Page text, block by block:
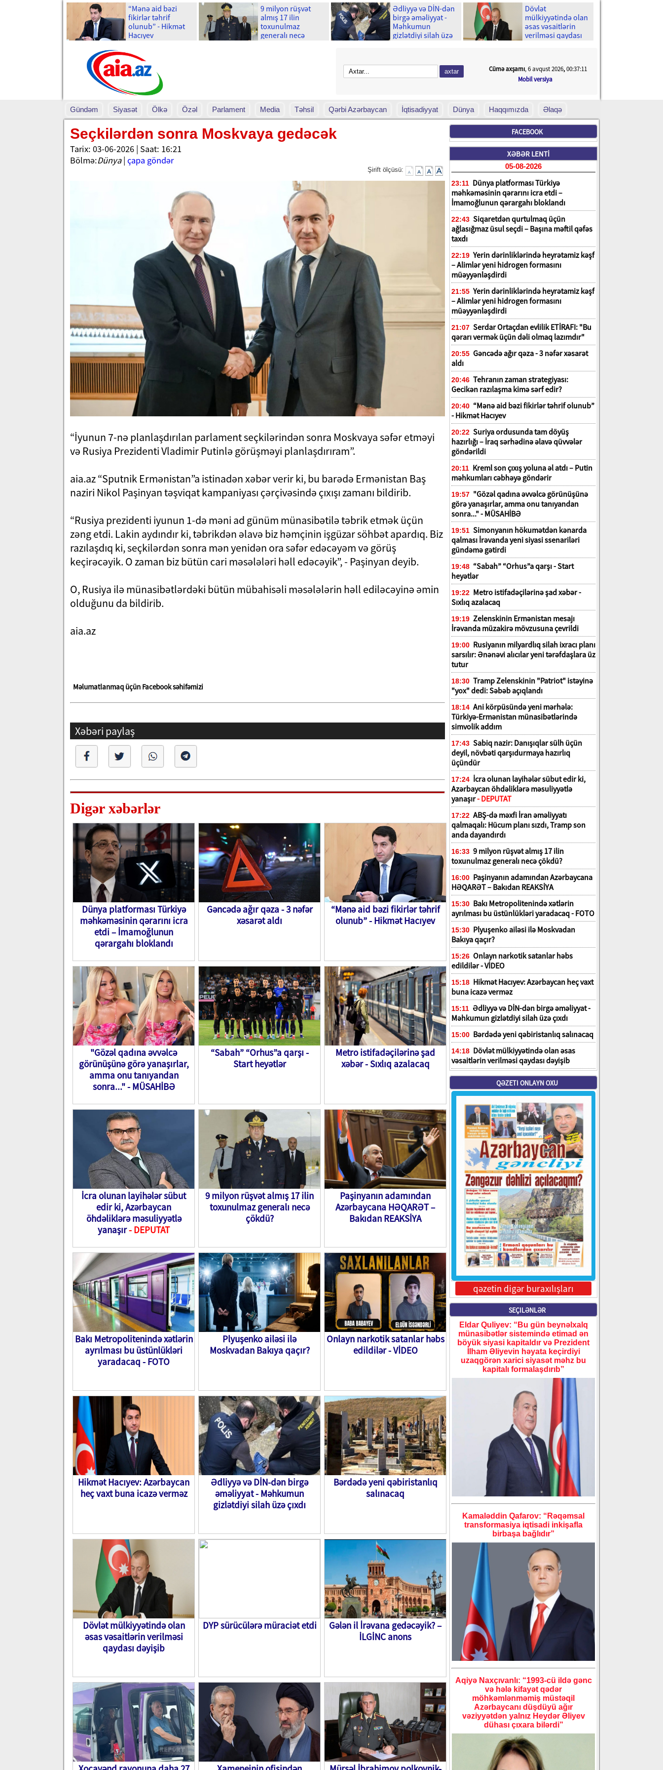
“Mənə aid bəzi
fikirlər təhrif
olunub” - Hikmət
Hacıyev
9 milyon rüşvət
almış 17 ilin
toxunulmaz
generalı necə
Ədliyyə və DİN-dən
birgə əməliyyat -
Məhkumun
gizlətdiyi silah üzə
Dövlət
mülkiyyətində olan
əsas vəsaitlərin
verilməsi qaydası
Mobil versiya
Cümə axşamı, 6 avqust 2026,00:37:13
Gündəm Siyasət Ölkə Özəl Parlament Media Təhsil Qərbi Azərbaycan İqtisadiyyat Dünya Haqqımızda Əlaqə
Seçkilərdən sonra Moskvaya gedəcək
Tarix: 03-06-2026 | Saat: 16:21
Bölmə:Dünya| çapa göndər
Şirift ölçüsü:
“İyunun 7-nə planlaşdırılan parlament seçkilərindən sonra Moskvaya səfər etməyi
və Rusiya Prezidenti Vladimir Putinlə görüşməyi planlaşdırıram”.
aia.az “Sputnik Ermənistan”a istinadən xəbər verir ki, bu barədə Ermənistan Baş
naziri Nikol Paşinyan təşviqat kampaniyası çərçivəsində çıxışı zamanı bildirib.
“Rusiya prezidenti iyunun 1-də məni ad günüm münasibətilə təbrik etmək üçün
zəng etdi. Lakin aydındır ki, təbrikdən əlavə biz həmçinin işgüzar söhbət apardıq. Biz
razılaşdıq ki, seçkilərdən sonra mən yenidən ora səfər edəcəyəm və görüş
keçirəcəyik. O zaman biz bütün cari məsələləri həll edəcəyik”, - Paşinyan deyib.
O, Rusiya ilə münasibətlərdəki bütün mübahisəli məsələlərin həll ediləcəyinə əmin
olduğunu da bildirib.
aia.az
Məlumatlanmaq üçün Facebook səhifəmizi
Xəbəri paylaş
Digər xəbərlər
Dünya platforması Türkiyə
məhkəməsinin qərarını icra
etdi – İmamoğlunun
qərargahı bloklandı
Gəncədə ağır qəza - 3 nəfər
xəsarət aldı
“Mənə aid bəzi fikirlər təhrif
olunub” - Hikmət Hacıyev
"Gözəl qadına əvvəlcə
görünüşünə görə yanaşırlar,
amma onu tanıyandan
sonra..." - MÜSAHİBƏ
“Sabah” “Orhus”a qarşı -
Start heyətlər
Metro istifadəçilərinə şad
xəbər - Sıxlıq azalacaq
İcra olunan layihələr sübut
edir ki, Azərbaycan
öhdəliklərə məsuliyyətlə
yanaşır- DEPUTAT
9 milyon rüşvət almış 17 ilin
toxunulmaz generalı necə
çökdü?
Paşinyanın adamından
Azərbaycana HƏQARƏT –
Bakıdan REAKSİYA
Bakı Metropolitenində xətlərin
ayrılması bu üstünlükləri
yaradacaq - FOTO
Plyuşenko ailəsi ilə
Moskvadan Bakıya qaçır?
Onlayn narkotik satanlar həbs
edildilər - VİDEO
Hikmət Hacıyev: Azərbaycan
heç vaxt buna icazə verməz
Ədliyyə və DİN-dən birgə
əməliyyat - Məhkumun
gizlətdiyi silah üzə çıxdı
Bərdədə yeni qəbiristanlıq
salınacaq
Dövlət mülkiyyətində olan
əsas vəsaitlərin verilməsi
qaydası dəyişib
DYP sürücülərə müraciət etdi
Gələn il İrəvana gedəcəyik? –
İLGİNC anons
FACEBOOK
XƏBƏR LENTİ
05-08-2026
23:11 Dünya platforması Türkiyə
məhkəməsinin qərarını icra etdi –
İmamoğlunun qərargahı bloklandı
22:43 Siqaretdən qurtulmaq üçün
ağlasığmaz üsul seçdi – Başına məftil qəfəs
taxdı
22:19 Yerin dərinliklərində heyrətamiz kəşf
– Alimlər yeni hidrogen formasını
müəyyənləşdirdi
21:55 Yerin dərinliklərində heyrətamiz kəşf
– Alimlər yeni hidrogen formasını
müəyyənləşdirdi
21:07 Serdar Ortaçdan evlilik ETİRAFI: "Bu
qərarı vermək üçün dəli olmaq lazımdır"
20:55 Gəncədə ağır qəza - 3 nəfər xəsarət
aldı
20:46 Tehranın zaman strategiyası:
Gecikən razılaşma kimə sərf edir?
20:40 “Mənə aid bəzi fikirlər təhrif olunub”
- Hikmət Hacıyev
20:22 Suriya ordusunda tam döyüş
hazırlığı – İraq sərhədinə əlavə qüvvələr
göndərildi
20:11 Kreml son çıxış yoluna əl atdı – Putin
məhkumları cəbhəyə göndərir
19:57 "Gözəl qadına əvvəlcə görünüşünə
görə yanaşırlar, amma onu tanıyandan
sonra..." - MÜSAHİBƏ
19:51 Simonyanın hökumətdən kənarda
qalması İrəvanda yeni siyasi ssenariləri
gündəmə gətirdi
19:48 “Sabah” “Orhus”a qarşı - Start
heyətlər
19:22 Metro istifadəçilərinə şad xəbər -
Sıxlıq azalacaq
19:19 Zelenskinin Ermənistan mesajı
İrəvanda müzakirə mövzusuna çevrildi
19:00 Rusiyanın milyardlıq silah ixracı planı
sarsılır: Ənənəvi alıcılar yeni tərəfdaşlara üz
tutur
18:30 Tramp Zelenskinin "Patriot" istəyinə
"yox" dedi: Səbəb açıqlandı
18:14 Ani körpüsündə yeni mərhələ:
Türkiyə-Ermənistan münasibətlərində
simvolik addım
17:43 Sabiq nazir: Danışıqlar sülh üçün
deyil, növbəti qarşıdurmaya hazırlıq
üçündür
17:24 İcra olunan layihələr sübut edir ki,
Azərbaycan öhdəliklərə məsuliyyətlə
yanaşır- DEPUTAT
17:22 ABŞ-də məxfi İran əməliyyatı
qalmaqalı: Hücum planı sızdı, Tramp son
anda dayandırdı
16:33 9 milyon rüşvət almış 17 ilin
toxunulmaz generalı necə çökdü?
16:00 Paşinyanın adamından Azərbaycana
HƏQARƏT – Bakıdan REAKSİYA
15:30 Bakı Metropolitenində xətlərin
ayrılması bu üstünlükləri yaradacaq - FOTO
15:30 Plyuşenko ailəsi ilə Moskvadan
Bakıya qaçır?
15:26 Onlayn narkotik satanlar həbs
edildilər - VİDEO
15:18 Hikmət Hacıyev: Azərbaycan heç vaxt
buna icazə verməz
15:11 Ədliyyə və DİN-dən birgə əməliyyat -
Məhkumun gizlətdiyi silah üzə çıxdı
15:00 Bərdədə yeni qəbiristanlıq salınacaq
14:18 Dövlət mülkiyyətində olan əsas
vəsaitlərin verilməsi qaydası dəyişib
QƏZETI ONLAYN OXU
qəzetin digər buraxılışları
SEÇILƏNLƏR
Eldar Quliyev: “Bu gün beynəlxalq
münasibətlər sistemində etimad ən
böyük siyasi kapitaldır və Prezident
İlham Əliyevin həyata keçirdiyi
uzaqgörən xarici siyasət məhz bu
kapitalı formalaşdırıb”
Kamaləddin Qafarov: “Rəqəmsal
transformasiya iqtisadi inkişafla
birbaşa bağlıdır”
Aqiyə Naxçıvanlı: “1993-cü ildə gənc
və hələ kifayət qədər
möhkəmlənməmiş müstəqil
Azərbaycanı düşdüyü ağır
vəziyyətdən yalnız Heydər Əliyev
dühası çıxara bilərdi”